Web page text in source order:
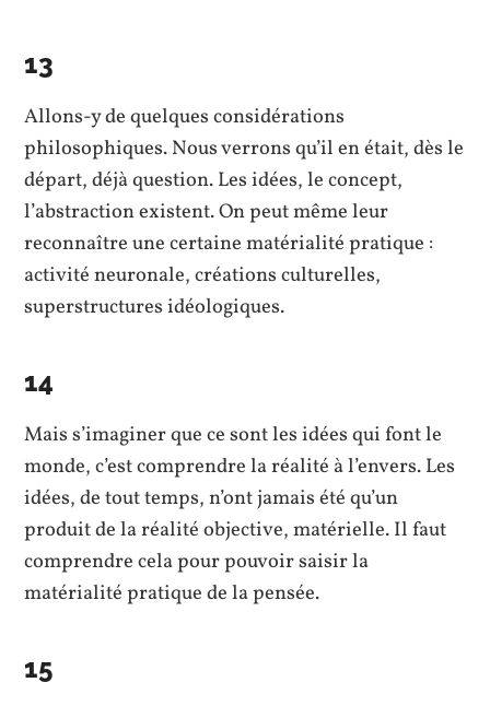
13
Allons-y de quelques considérations
philosophiques. Nous verrons qu’il en était, dès le
départ, déjà question. Les idées, le concept,
l’abstraction existent. On peut même leur
reconnaître une certaine matérialité pratique :
activité neuronale, créations culturelles,
superstructures idéologiques.
14
Mais s’imaginer que ce sont les idées qui font le
monde, c’est comprendre la réalité à l’envers. Les
idées, de tout temps, n’ont jamais été qu’un
produit de la réalité objective, matérielle. Il faut
comprendre cela pour pouvoir saisir la
matérialité pratique de la pensée.
15